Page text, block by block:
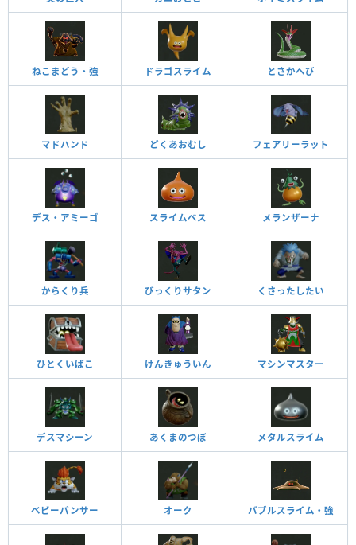
ねこまどう・強 ドラゴスライム とさかへび
マドハンド どくあおむし フェアリーラット
デス・アミーゴ スライムベス メランザーナ
からくり兵 びっくりサタン くさったしたい
ひとくいばこ けんきゅういん マシンマスター
デスマシーン あくまのつぼ メタルスライム
ベビーパンサー オーク バブルスライム・強